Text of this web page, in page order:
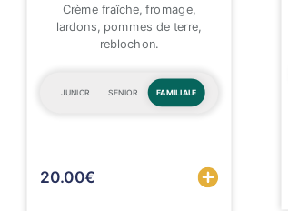
Crème fraîche, fromage,
lardons, pommes de terre,
reblochon.
JUNIOR SENIOR FAMILIALE
20.00€